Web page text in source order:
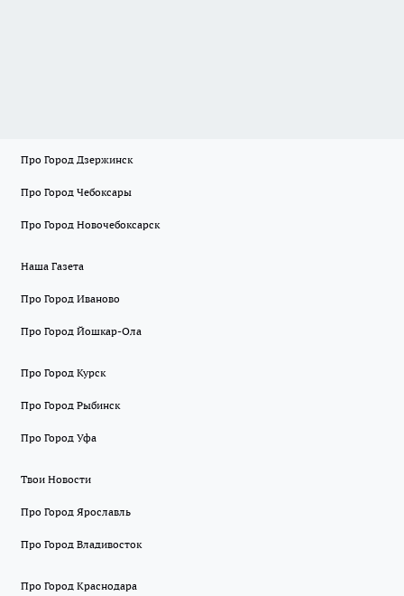
Про Город Дзержинск
Про Город Чебоксары
Про Город Новочебоксарск
Наша Газета
Про Город Иваново
Про Город Йошкар-Ола
Про Город Курск
Про Город Рыбинск
Про Город Уфа
Твои Новости
Про Город Ярославль
Про Город Владивосток
Про Город Краснодара